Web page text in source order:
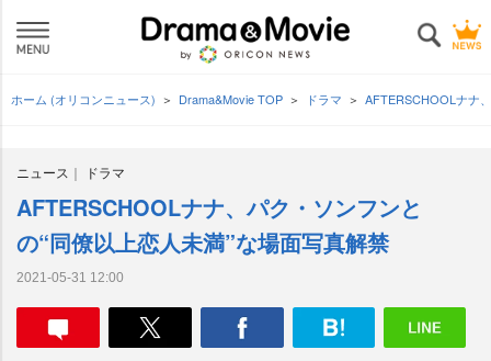
ホーム (オリコンニュース) Drama&Movie TOP ドラマ AFTERSCHOOLナナ
ニュース ドラマ
AFTERSCHOOLナナ、パク・ソンフンと
の“同僚以上恋人未満”な場面写真解禁
2021-05-31 12:00